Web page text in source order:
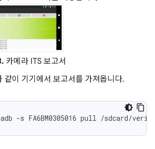
카메라 ITS 보고서
같이 기기에서 보고서를 가져옵니다.